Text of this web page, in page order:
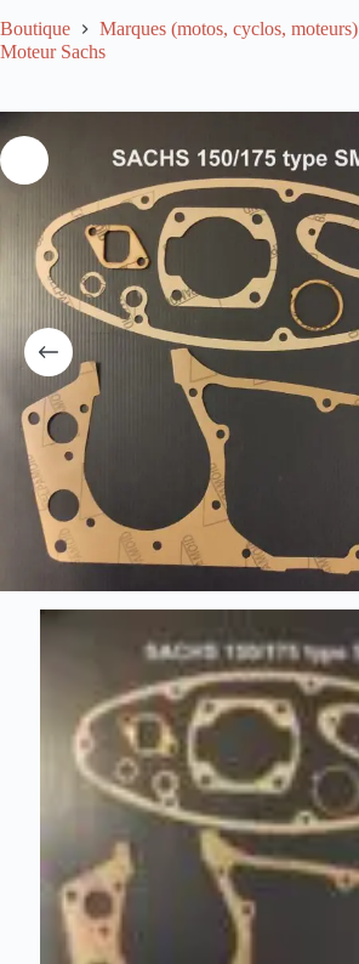
Boutique
Marques (motos, cyclos, moteurs)
Moteur Sachs